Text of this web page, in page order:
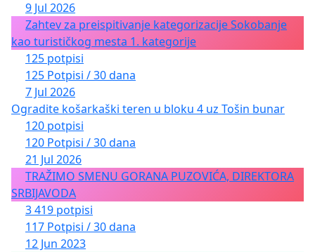
9 Jul 2026
Zahtev za preispitivanje kategorizacije Sokobanje
kao turističkog mesta 1. kategorije
125 potpisi
125 Potpisi / 30 dana
7 Jul 2026
Ogradite košarkaški teren u bloku 4 uz Tošin bunar
120 potpisi
120 Potpisi / 30 dana
21 Jul 2026
TRAŽIMO SMENU GORANA PUZOVIĆA, DIREKTORA
SRBIJAVODA
3 419 potpisi
117 Potpisi / 30 dana
12 Jun 2023